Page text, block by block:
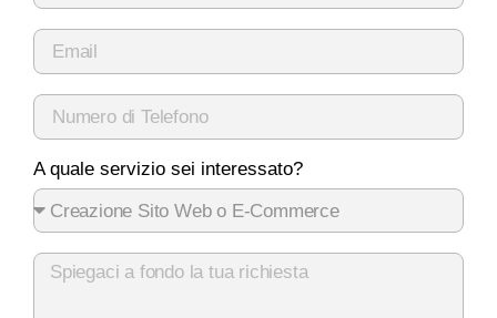
A quale servizio sei interessato?